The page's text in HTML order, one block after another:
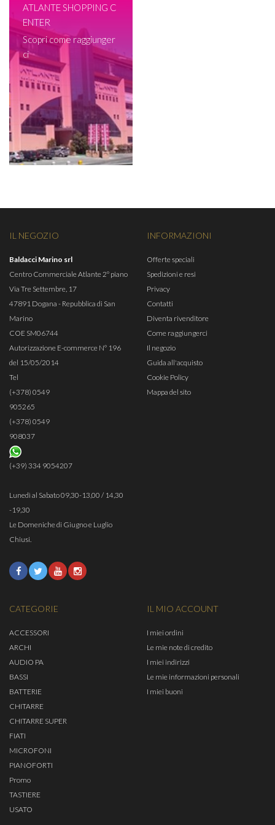
ATLANTE SHOPPING C
ENTER
Scopri come raggiunger
ci
IL NEGOZIO
Baldacci Marino srl
Centro Commerciale Atlante 2° piano
Via Tre Settembre, 17
47891 Dogana - Repubblica di San
Marino
COE SM06744
Autorizzazione E-commerce N° 196
del 15/05/2014
Tel
(+378) 0549
905265
(+378) 0549
908037
(+39) 334 9054207
Lunedì al Sabato 09,30-13,00 / 14,30
-19,30
Le Domeniche di Giugno e Luglio
Chiusi.
INFORMAZIONI
Offerte speciali
Spedizioni e resi
Privacy
Contatti
Diventa rivenditore
Come raggiungerci
Il negozio
Guida all'acquisto
Cookie Policy
Mappa del sito
CATEGORIE
ACCESSORI
ARCHI
AUDIO PA
BASSI
BATTERIE
CHITARRE
CHITARRE SUPER
FIATI
MICROFONI
PIANOFORTI
Promo
TASTIERE
USATO
IL MIO ACCOUNT
I miei ordini
Le mie note di credito
I miei indirizzi
Le mie informazioni personali
I miei buoni